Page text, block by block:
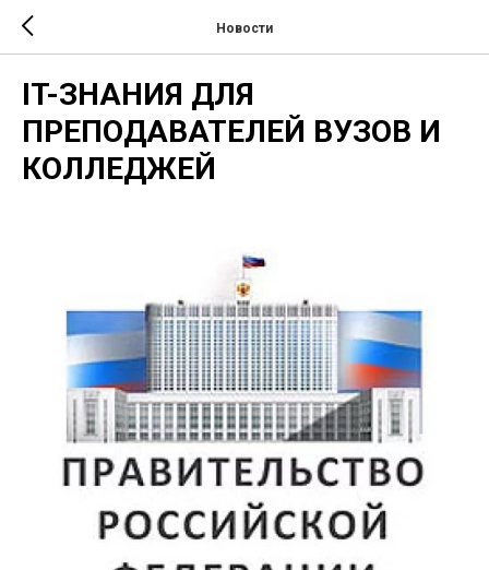
Новости
IT-ЗНАНИЯ ДЛЯ
ПРЕПОДАВАТЕЛЕЙ ВУЗОВ И
КОЛЛЕДЖЕЙ